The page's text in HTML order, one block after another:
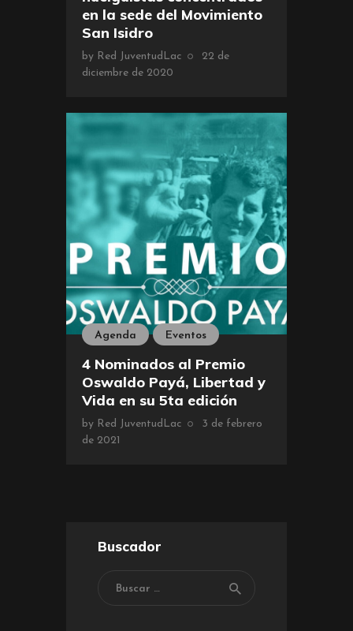
en la sede del Movimiento
San Isidro
by Red JuventudLac
22 de
diciembre de 2020
Agenda Eventos
4 Nominados al Premio
Oswaldo Payá, Libertad y
Vida en su 5ta edición
by Red JuventudLac
3 de febrero
de 2021
Buscador